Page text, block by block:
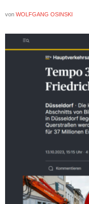
von WOLFGANG OSINSKI